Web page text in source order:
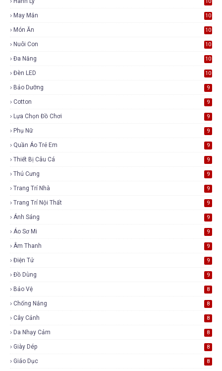
May Mắn 10
Món Ăn 10
Nuôi Con 10
Đa Năng 10
Đèn LED 10
Bảo Dưỡng 9
Cotton 9
Lựa Chọn Đồ Chơi 9
Phụ Nữ 9
Quần Áo Trẻ Em 9
Thiết Bị Câu Cá 9
Thú Cưng 9
Trang Trí Nhà 9
Trang Trí Nội Thất 9
Ánh Sáng 9
Áo Sơ Mi 9
Âm Thanh 9
Điện Tử 9
Đồ Dùng 9
Bảo Vệ 8
Chống Nắng 8
Cây Cảnh 8
Da Nhạy Cảm 8
Giày Dép 8
Giáo Dục 8